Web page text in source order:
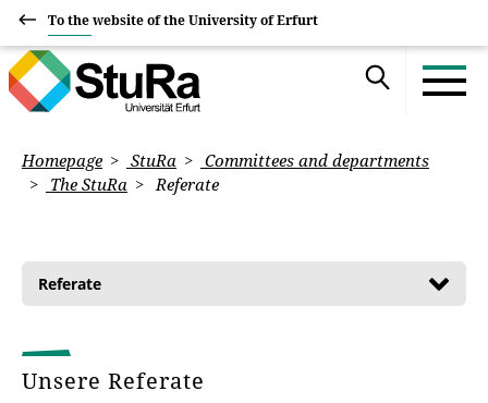
To the website of the University of Erfurt
Homepage StuRa
Committees and departments
The StuRa
Referate
Referate
Unsere Referate